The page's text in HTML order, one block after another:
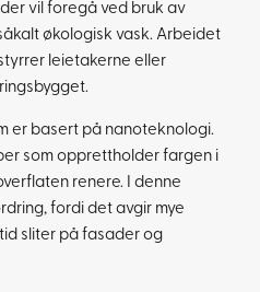
vil foregå ved bruk av
økologisk vask. Arbeidet
leietakerne eller
er basert på nanoteknologi.
som opprettholder fargen i
renere. I denne
fordi det avgir mye
sliter på fasader og